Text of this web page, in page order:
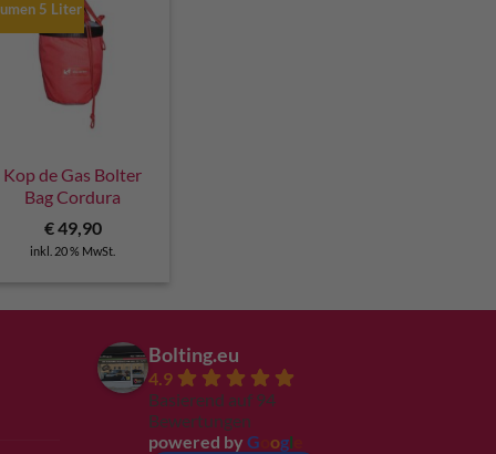
5 Liter
Kop de Gas Bolter
Bag Cordura
€49,90
inkl. 20 % MwSt.
Bolting.eu
4.9
Basierend auf 94
Bewertungen
powered by G ogl